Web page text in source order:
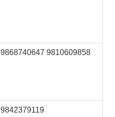
9868740647 9810609858
9842379119